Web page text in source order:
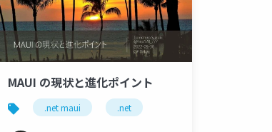
MAUI の現状と進化ポイント
.net maui .net